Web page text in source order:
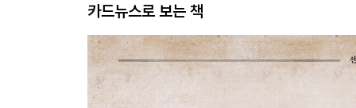
카드뉴스로 보는 책